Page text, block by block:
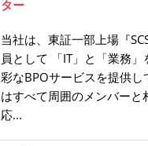
ター
当社は、東証一部上場『
員として 「IT」と「業務
彩なBPOサービスを提供
はすべて周囲のメンバーと
応...